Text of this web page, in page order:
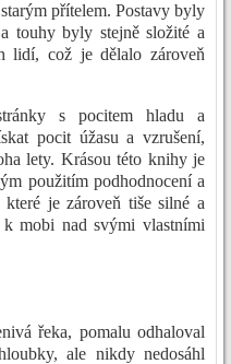
přítelem. Postavy byly
touhy byly stejně složité a
lidí, což je dělalo zároveň
s pocitem hladu a
pocit úžasu a vzrušení,
lety. Krásou této knihy je
použitím podhodnocení a
je zároveň tiše silné a
k mobi nad svými vlastními
řeka, pomalu odhaloval
ale nikdy nedosáhl